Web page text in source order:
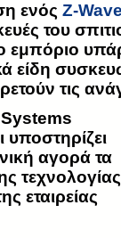
ενός Z-
του
εμπόριο
είδη
τις
υποστηρίζει
αγορά τα
τεχνολογίας
εταιρείας